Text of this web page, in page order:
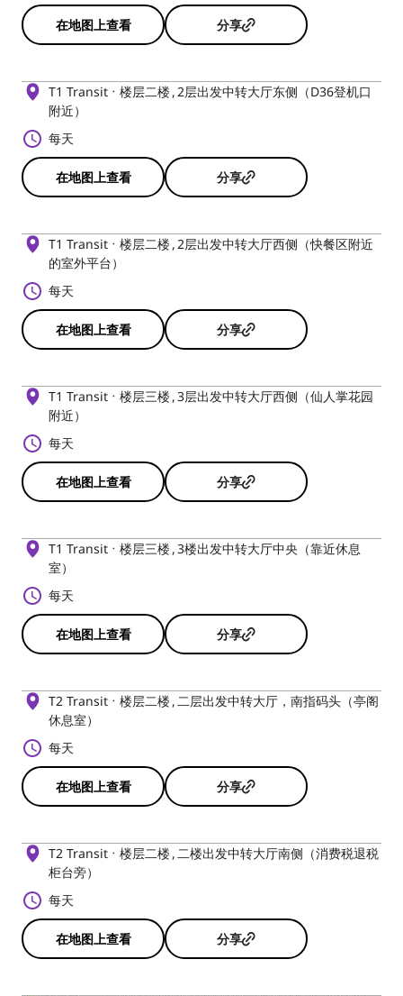
在地图上查看 分享
T1 Transit 楼层二楼 2层出发中转大厅东侧（D36登机口
附近）
每天
在地图上查看 分享
T1 Transit 楼层二楼 2层出发中转大厅西侧（快餐区附近
的室外平台）
每天
在地图上查看 分享
T1 Transit 楼层三楼 3层出发中转大厅西侧（仙人掌花园
附近）
每天
在地图上查看 分享
T1 Transit 楼层三楼 3楼出发中转大厅中央（靠近休息
室）
每天
在地图上查看 分享
T2 Transit 楼层二楼 二层出发中转大厅，南指码头（亭阁
休息室）
每天
在地图上查看 分享
T2 Transit 楼层二楼 二楼出发中转大厅南侧（消费税退税
柜台旁）
每天
在地图上查看 分享